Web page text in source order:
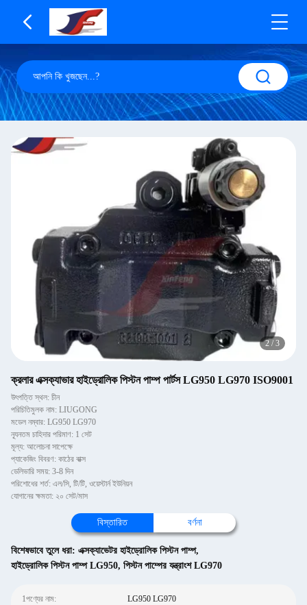
2 / 3
ক্রলার এক্সক্যাভার হাইড্রোলিক পিস্টন পাম্প পার্টস LG950 LG970 ISO9001
উৎপত্তি স্থল: চীন
পরিচিতিমুলক নাম: LIUGONG
মডেল নম্বার: LG950 LG970
ন্যূনতম চাহিদার পরিমাণ: 1 সেট
মূল্য: আলোচনা সাপেক্ষে
প্যাকেজিং বিবরণ: কাঠের বাক্স
ডেলিভারি সময়: 3-8 দিন
পরিশোধের শর্ত: এল/সি, টি/টি, ওয়েস্টার্ন ইউনিয়ন
যোগানের ক্ষমতা: ২০ সেট/মাস
বিস্তারিত বর্ণনা
বিশেষভাবে তুলে ধরা: এক্সক্যাভেটর হাইড্রোলিক পিস্টন পাম্প,
হাইড্রোলিক পিস্টন পাম্প LG950, পিস্টন পাম্পের যন্ত্রাংশ LG970
1পণ্যের নাম: LG950 LG970